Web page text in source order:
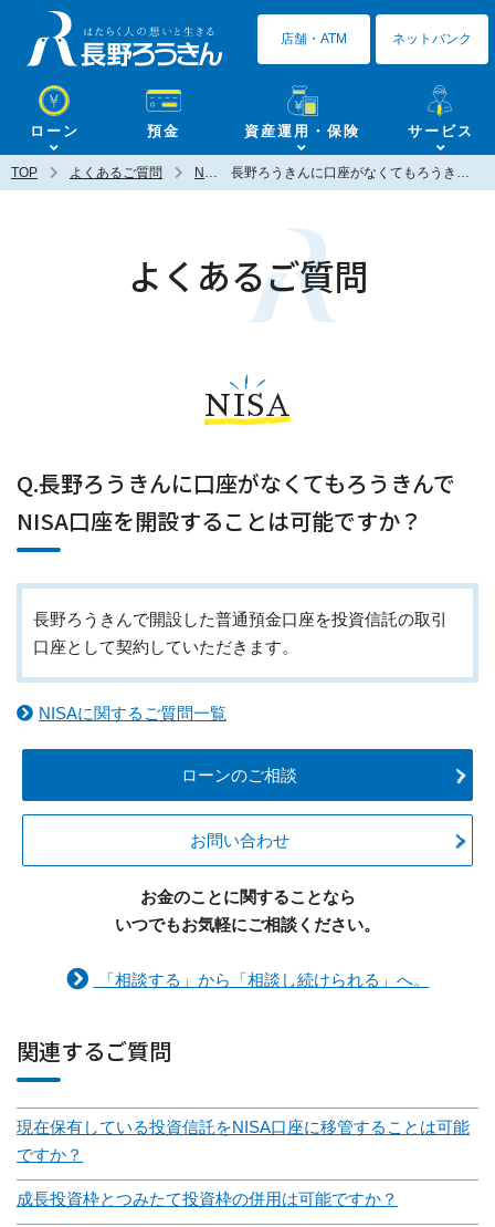
ローン 預金 資産運用・保険 サービス
店舗・ATM ネットバンク
TOP よくあるご質問 NISA 長野ろうきんに口座がなくてもろうきんでNISA口座を開設することは可能ですか？
よくあるご質問
NISA
Q.長野ろうきんに口座がなくてもろうきんで
NISA口座を開設することは可能ですか？
長野ろうきんで開設した普通預金口座を投資信託の取引
口座として契約していただきます。
NISAに関するご質問一覧
ローンのご相談
お問い合わせ
お金のことに関することなら
いつでもお気軽にご相談ください。
「相談する」から「相談し続けられる」へ。
関連するご質問
現在保有している投資信託をNISA口座に移管することは可能
ですか？
成長投資枠とつみたて投資枠の併用は可能ですか？